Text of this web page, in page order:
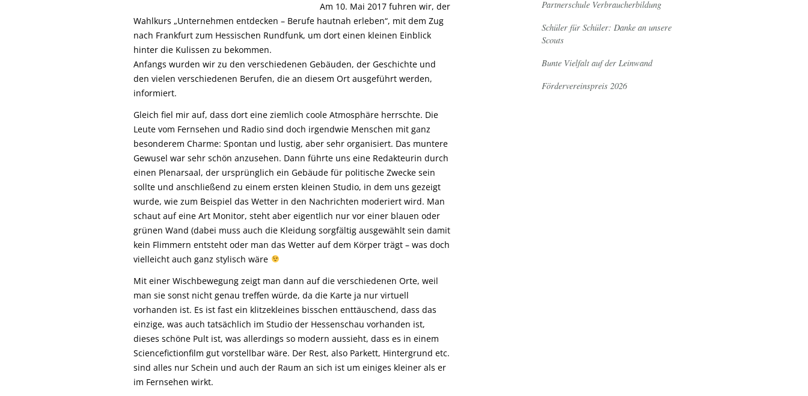
Am 10. Mai 2017 fuhren wir, der
Wahlkurs „Unternehmen entdecken – Berufe hautnah erleben“, mit dem Zug
nach Frankfurt zum Hessischen Rundfunk, um dort einen kleinen Einblick
hinter die Kulissen zu bekommen.
Anfangs wurden wir zu den verschiedenen Gebäuden, der Geschichte und
den vielen verschiedenen Berufen, die an diesem Ort ausgeführt werden,
informiert.
Gleich fiel mir auf, dass dort eine ziemlich coole Atmosphäre herrschte. Die
Leute vom Fernsehen und Radio sind doch irgendwie Menschen mit ganz
besonderem Charme: Spontan und lustig, aber sehr organisiert. Das muntere
Gewusel war sehr schön anzusehen. Dann führte uns eine Redakteurin durch
einen Plenarsaal, der ursprünglich ein Gebäude für politische Zwecke sein
sollte und anschließend zu einem ersten kleinen Studio, in dem uns gezeigt
wurde, wie zum Beispiel das Wetter in den Nachrichten moderiert wird. Man
schaut auf eine Art Monitor, steht aber eigentlich nur vor einer blauen oder
grünen Wand (dabei muss auch die Kleidung sorgfältig ausgewählt sein damit
kein Flimmern entsteht oder man das Wetter auf dem Körper trägt – was doch
vielleicht auch ganz stylisch wäre
Mit einer Wischbewegung zeigt man dann auf die verschiedenen Orte, weil
man sie sonst nicht genau treffen würde, da die Karte ja nur virtuell
vorhanden ist. Es ist fast ein klitzekleines bisschen enttäuschend, dass das
einzige, was auch tatsächlich im Studio der Hessenschau vorhanden ist,
dieses schöne Pult ist, was allerdings so modern aussieht, dass es in einem
Sciencefictionfilm gut vorstellbar wäre. Der Rest, also Parkett, Hintergrund etc.
sind alles nur Schein und auch der Raum an sich ist um einiges kleiner als er
im Fernsehen wirkt.
Partnerschule Verbraucherbildung
Schüler für Schüler: Danke an unsere
Scouts
Bunte Vielfalt auf der Leinwand
Fördervereinspreis 2026